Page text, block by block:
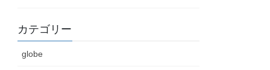
カテゴリー
globe